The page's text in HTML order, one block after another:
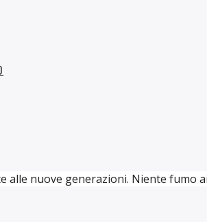
alle nuove generazioni. Niente fumo